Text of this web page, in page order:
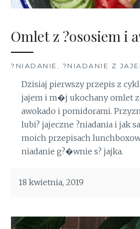
Omlet z ?ososiem i
?NIADANIE ?NIADANIE Z
Dzisiaj pierwszy przepis z
jajem i m�j ukochany omlet z
awokado i pomidorami.
lubi? jajeczne ?niadania i jak
moich przepisach
niadanie g?�wnie s? jajka.
18 kwietnia, 2019